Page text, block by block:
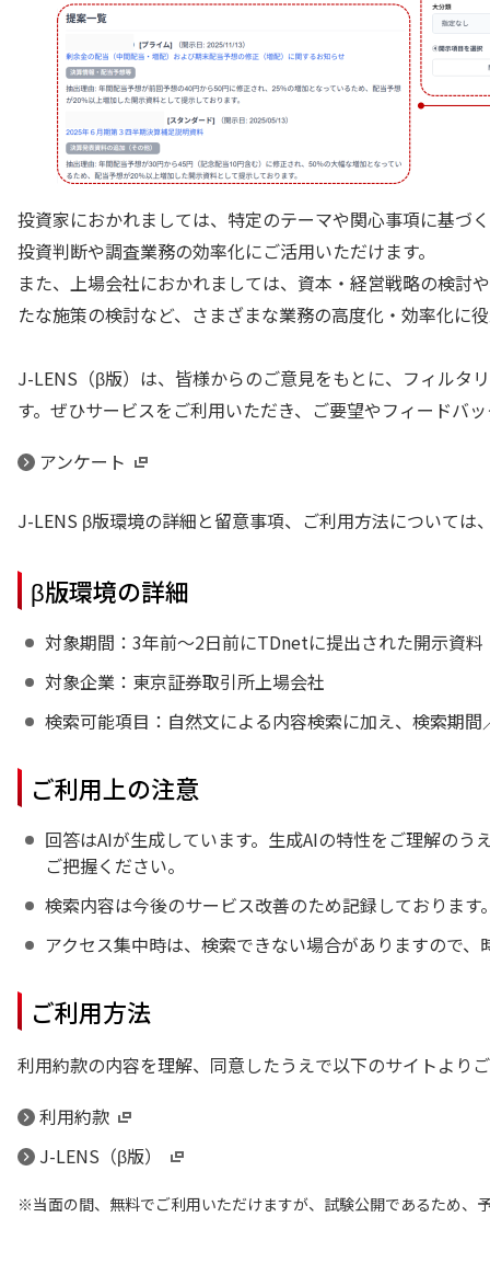
投資家におかれましては、特定のテーマや関心事項に基づ
投資判断や調査業務の効率化にご活用いただけます。
また、上場会社におかれましては、資本・経営戦略の検討
たな施策の検討など、さまざまな業務の高度化・効率化に
J-LENS（β版）は、皆様からのご意見をもとに、フィルタ
す。ぜひサービスをご利用いただき、ご要望やフィードバ
アンケート
J-LENS β版環境の詳細と留意事項、ご利用方法については
β版環境の詳細
対象期間：3年前～2日前にTDnetに提出された開示資料
対象企業：東京証券取引所上場会社
検索可能項目：自然文による内容検索に加え、検索期
ご利用上の注意
回答はAIが生成しています。生成AIの特性をご理解の
ご把握ください。
検索内容は今後のサービス改善のため記録しておりま
アクセス集中時は、検索できない場合がありますので
ご利用方法
利用約款の内容を理解、同意したうえで以下のサイトより
利用約款
J-LENS（β版）
当面の間、無料でご利用いただけますが、試験公開であるため、